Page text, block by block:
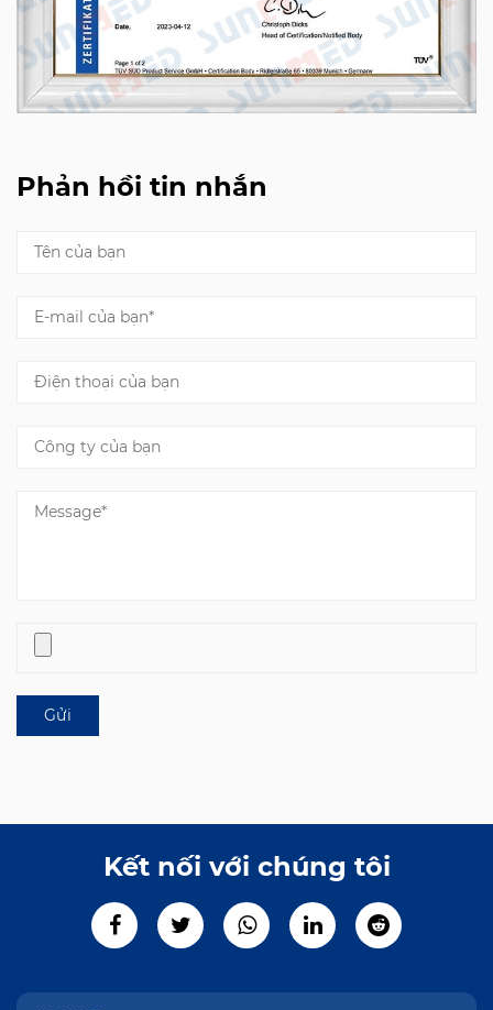
Phản hồi tin nhắn
Kết nối với chúng tôi